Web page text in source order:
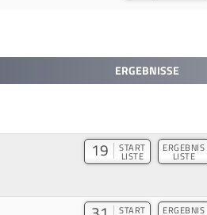
ERGEBNISSE
19 START
LISTE
ERGEBNIS
LISTE
START ERGEBNIS